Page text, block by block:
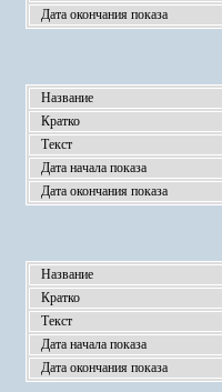
Дата окончания показа
Название
Кратко
Текст
Дата начала показа
Дата окончания показа
Название
Кратко
Текст
Дата начала показа
Дата окончания показа